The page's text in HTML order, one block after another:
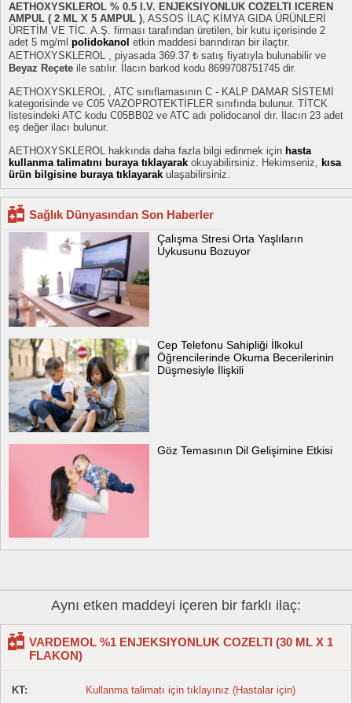
AETHOXYSKLEROL % 0.5 I.V. ENJEKSIYONLUK COZELTI ICEREN
AMPUL ( 2 ML X 5 AMPUL ), ASSOS İLAÇ KİMYA GIDA ÜRÜNLERİ
ÜRETİM VE TİC. A.Ş. firması tarafından üretilen, bir kutu içerisinde 2
adet 5 mg/ml polidokanol etkin maddesi barındıran bir ilaçtır.
AETHOXYSKLEROL , piyasada 369.37 ₺ satış fiyatıyla bulunabilir ve
Beyaz Reçete ile satılır. İlacın barkod kodu 8699708751745 dir.
AETHOXYSKLEROL , ATC sınıflamasının C - KALP DAMAR SİSTEMİ
kategorisinde ve C05 VAZOPROTEKTİFLER sınıfında bulunur. TİTCK
listesindeki ATC kodu C05BB02 ve ATC adı polidocanol dır. İlacın 23 adet
eş değer ilacı bulunur.
AETHOXYSKLEROL hakkında daha fazla bilgi edinmek için hasta
kullanma talimatını buraya tıklayarak okuyabilirsiniz. Hekimseniz, kısa
ürün bilgisine buraya tıklayarak ulaşabilirsiniz.
Sağlık Dünyasından Son Haberler
Çalışma Stresi Orta Yaşlıların
Uykusunu Bozuyor
Cep Telefonu Sahipliği İlkokul
Öğrencilerinde Okuma Becerilerinin
Düşmesiyle İlişkili
Göz Temasının Dil Gelişimine Etkisi
Aynı etken maddeyi içeren bir farklı ilaç:
VARDEMOL %1 ENJEKSIYONLUK COZELTI (30 ML X 1
FLAKON)
KT:
Kullanma talimatı için tıklayınız (Hastalar için)